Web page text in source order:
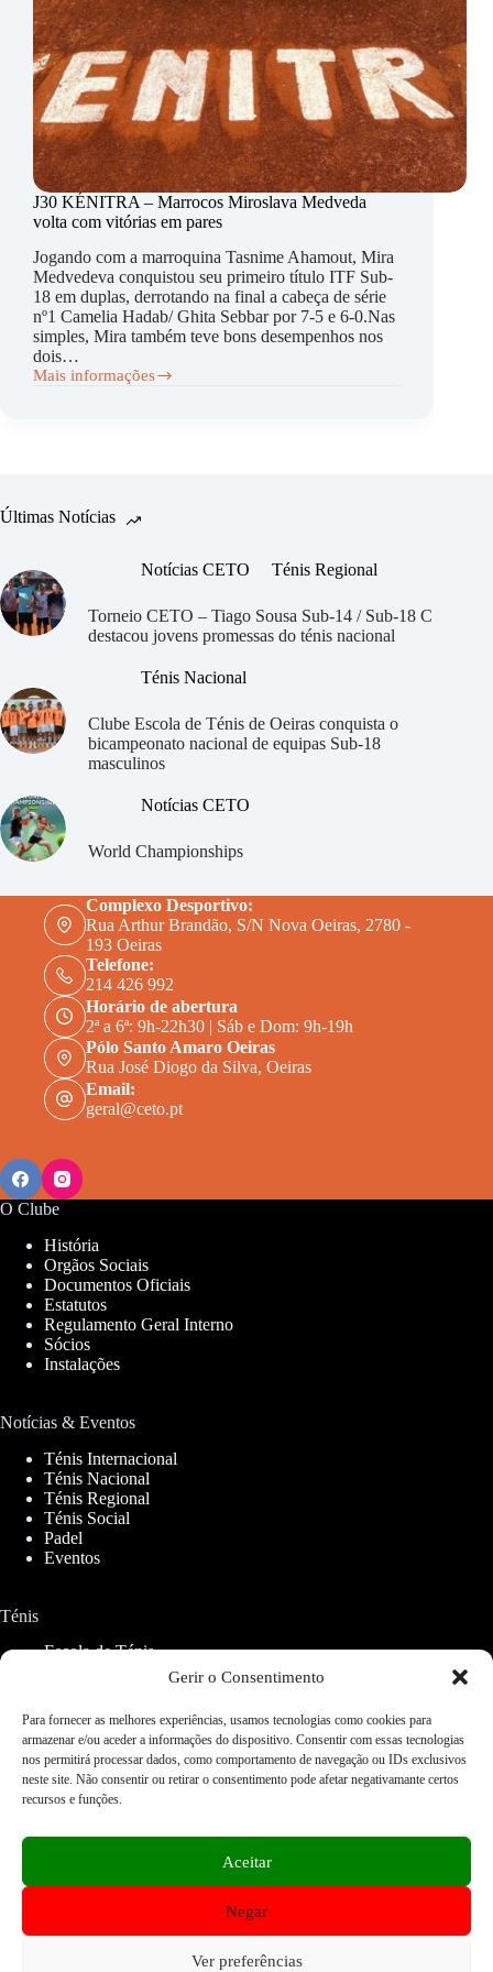
Gerir o Consentimento
Para fornecer as melhores experiências, usamos tecnologias como cookies para
armazenar e/ou aceder a informações do dispositivo. Consentir com essas tecnologias
nos permitirá processar dados, como comportamento de navegação ou IDs exclusivos
neste site. Não consentir ou retirar o consentimento pode afetar negativamante certos
recursos e funções.
Aceitar
Negar
Ver preferências
J30 KÉNITRA – Marrocos Miroslava Medveda
volta com vitórias em pares
Jogando com a marroquina Tasnime Ahamout, Mira
Medvedeva conquistou seu primeiro título ITF Sub-
18 em duplas, derrotando na final a cabeça de série
nº1 Camelia Hadab/ Ghita Sebbar por 7-5 e 6-0.Nas
simples, Mira também teve bons desempenhos nos
dois…
Mais informações
J30
com
pares
Últimas Notícias
Notícias CETO Ténis Regional
Torneio CETO – Tiago Sousa Sub-14 / Sub-18 C
destacou jovens promessas do ténis nacional
Ténis Nacional
Clube Escola de Ténis de Oeiras conquista o
bicampeonato nacional de equipas Sub-18
masculinos
Notícias CETO
World Championships
Complexo Desportivo:
Rua Arthur Brandão, S/N Nova Oeiras, 2780 -
193 Oeiras
Telefone:
214 426 992
Horário de abertura
2ª a 6ª: 9h-22h30 | Sáb e Dom: 9h-19h
Pólo Santo Amaro Oeiras
Rua José Diogo da Silva, Oeiras
Email:
geral@ceto.pt
O Clube
História
Orgãos Sociais
Documentos Oficiais
Estatutos
Regulamento Geral Interno
Sócios
Instalações
Notícias & Eventos
Ténis Internacional
Ténis Nacional
Ténis Regional
Ténis Social
Padel
Eventos
Ténis
Escola de Ténis
Aluguer de Campos
Padel
CETO Padel
Home
FAQ Contactos
Acessibilidade Web
Cookies e Privacidade